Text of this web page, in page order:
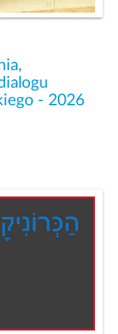
- 2026